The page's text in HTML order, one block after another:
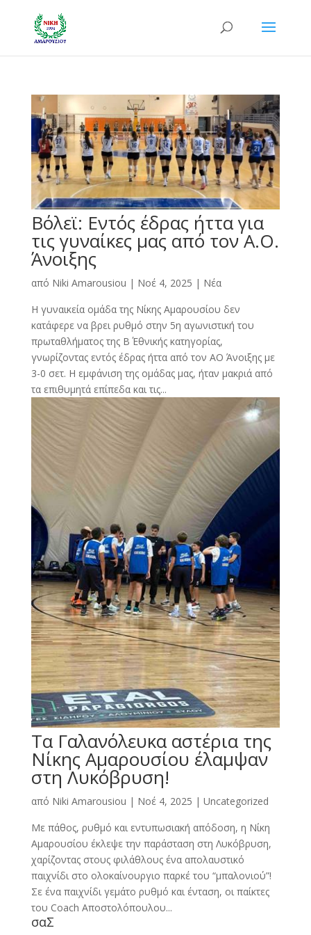
Βόλεϊ: Εντός έδρας ήττα για
τις γυναίκες μας από τον Α.Ο.
Άνοιξης
από Niki Amarousiou | Νοέ 4, 2025 | Νέα
Η γυναικεία ομάδα της Νίκης Αμαρουσίου δεν
κατάφερε να βρει ρυθμό στην 5η αγωνιστική του
πρωταθλήματος της Β΄ Εθνικής κατηγορίας,
γνωρίζοντας εντός έδρας ήττα από τον ΑΟ Άνοιξης με
3-0 σετ. Η εμφάνιση της ομάδας μας, ήταν μακριά από
τα επιθυμητά επίπεδα και τις...
Τα Γαλανόλευκα αστέρια της
Νίκης Αμαρουσίου έλαμψαν
στη Λυκόβρυση!
από Niki Amarousiou | Νοέ 4, 2025 | Uncategorized
Με πάθος, ρυθμό και εντυπωσιακή απόδοση, η Νίκη
Αμαρουσίου έκλεψε την παράσταση στη Λυκόβρυση,
χαρίζοντας στους φιλάθλους ένα απολαυστικό
παιχνίδι στο ολοκαίνουργιο παρκέ του “μπαλονιού”!
Σε ένα παιχνίδι γεμάτο ρυθμό και ένταση, οι παίκτες
του Coach Αποστολόπουλου...
σαΣ